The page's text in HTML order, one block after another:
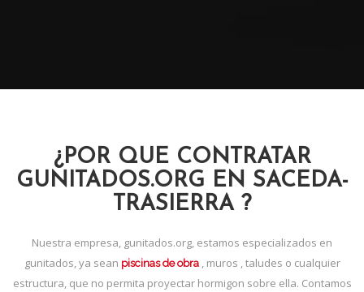
¿POR QUE CONTRATAR
GUNITADOS.ORG EN SACEDA-
TRASIERRA ?
Nuestra empresa, gunitados.org, estamos especializados en
gunitados, ya sean piscinas de obra, muros , taludes o cualquier
estructura, que no permita proyectar hormigon sobre ella. Contamos